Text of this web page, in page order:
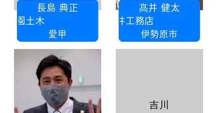
長島 典正
園土木
愛甲
髙井 健太
株式会社 髙井工務店
伊勢原市
吉川